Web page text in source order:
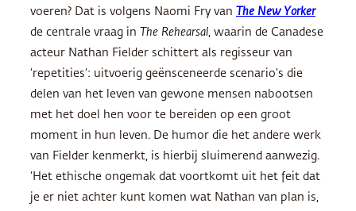
voeren? Dat is volgens Naomi Fry van The New Yorker
de centrale vraag in The Rehearsal , waarin de Canadese
acteur Nathan Fielder schittert als regisseur van
‘repetities’: uitvoerig geënsceneerde scenario’s die
delen van het leven van gewone mensen nabootsen
met het doel hen voor te bereiden op een groot
moment in hun leven. De humor die het andere werk
van Fielder kenmerkt, is hierbij sluimerend aanwezig.
‘Het ethische ongemak dat voortkomt uit het feit dat
je er niet achter kunt komen wat Nathan van plan is,